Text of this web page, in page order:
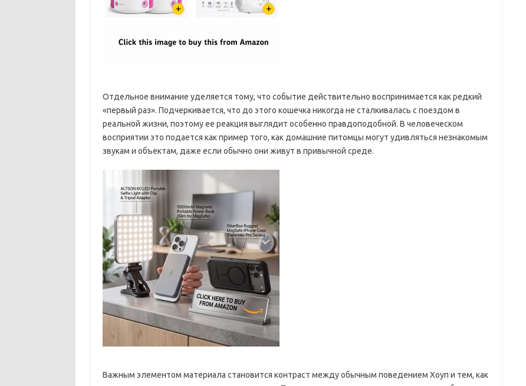
Отдельное внимание уделяется тому, что событие действительно воспринимается как редкий
«первый раз». Подчеркивается, что до этого кошечка никогда не сталкивалась с поездом в
реальной жизни, поэтому ее реакция выглядит особенно правдоподобной. В человеческом
восприятии это подается как пример того, как домашние питомцы могут удивляться незнакомым
звукам и объектам, даже если обычно они живут в привычной среде.
Важным элементом материала становится контраст между обычным поведением Хоуп и тем, как